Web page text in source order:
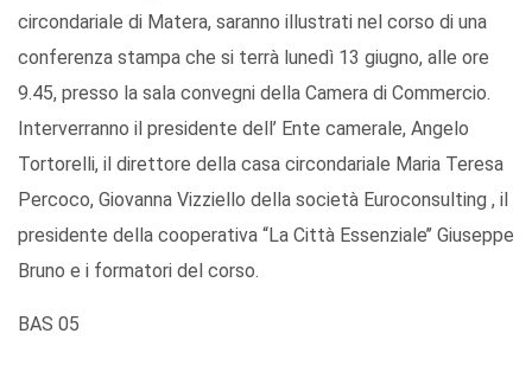
circondariale di Matera, saranno illustrati nel corso di una
conferenza stampa che si terrà lunedì 13 giugno, alle ore
9.45, presso la sala convegni della Camera di Commercio.
Interverranno il presidente dell’ Ente camerale, Angelo
Tortorelli, il direttore della casa circondariale Maria Teresa
Percoco, Giovanna Vizziello della società Euroconsulting , il
presidente della cooperativa “La Città Essenziale’’ Giuseppe
Bruno e i formatori del corso.
BAS 05